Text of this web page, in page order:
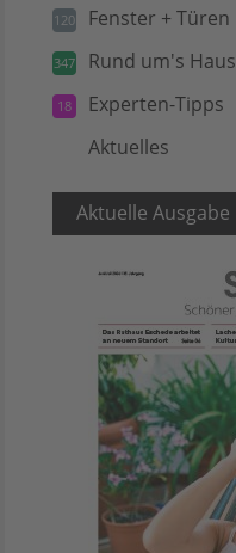
120 Fenster + Türen
347 Rund um's Haus
18 Experten-Tipps
Aktuelles
Aktuelle Ausgabe